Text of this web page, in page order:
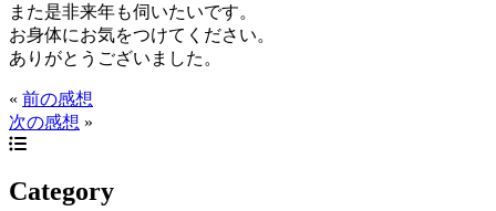
また是非来年も伺いたいです。
お身体にお気をつけてください。
ありがとうございました。
« 前の感想
次の感想 »
Category